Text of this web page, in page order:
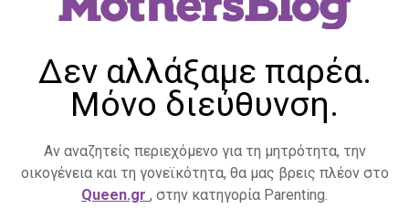
Δεν αλλάξαμε παρέα.
Μόνο διεύθυνση.
Αν αναζητείς περιεχόμενο για τη μητρότητα, την
οικογένεια και τη γονεϊκότητα, θα μας βρεις πλέον στο
Queen.gr , στην κατηγορία Parenting.